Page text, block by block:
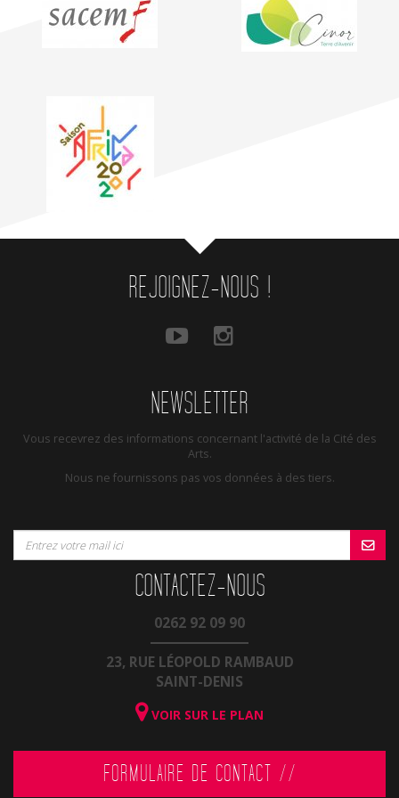
REJOIGNEZ-NOUS !
NEWSLETTER
Vous recevrez des informations concernant l'activité de la Cité des
Arts.
Nous ne fournissons pas vos données à des tiers.
CONTACTEZ-NOUS
0262 92 09 90
23, RUE LÉOPOLD RAMBAUD
SAINT-DENIS
VOIR SUR LE PLAN
FORMULAIRE DE CONTACT //